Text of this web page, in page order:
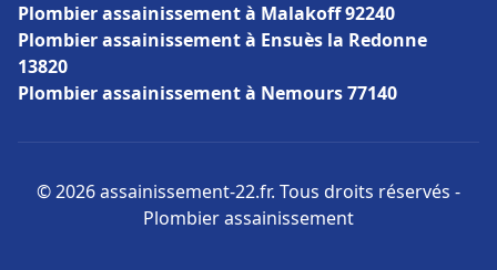
Plombier assainissement à Malakoff 92240
Plombier assainissement à Ensuès la Redonne
13820
Plombier assainissement à Nemours 77140
© 2026 assainissement-22.fr. Tous droits réservés -
Plombier assainissement